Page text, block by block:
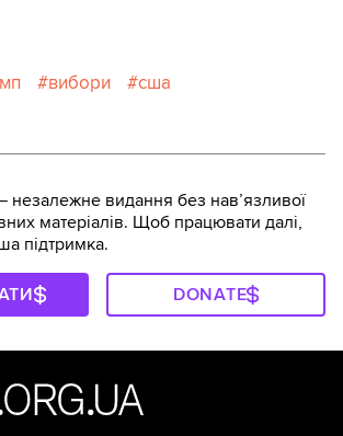
вибори сша
незалежне видання без навʼязливої
матеріалів. Щоб працювати далі,
підтримка.
DONATE